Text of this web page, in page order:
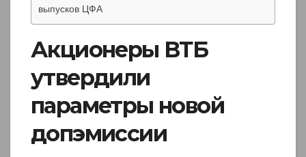
выпусков ЦФА
Акционеры ВТБ
утвердили
параметры новой
допэмиссии